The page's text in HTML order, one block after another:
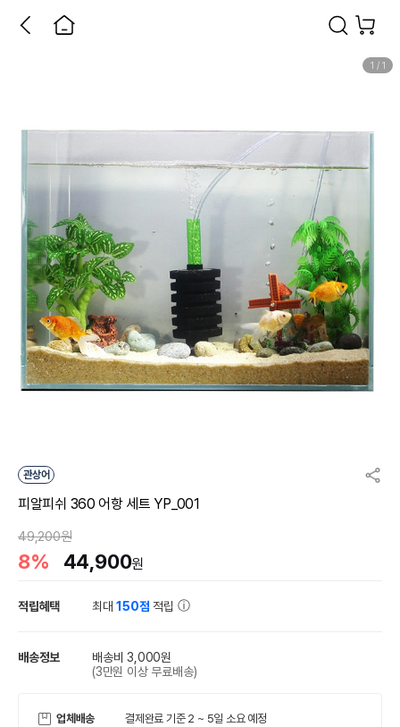
1 / 1
관상어
피알피쉬 360 어항 세트 YP_001
49,200원
8% 44,900원
적립혜택 최대150점 적립
배송정보
배송비 3,000원
(3만원 이상 무료배송)
업체배송 결제완료 기준 2 ~ 5일 소요 예정